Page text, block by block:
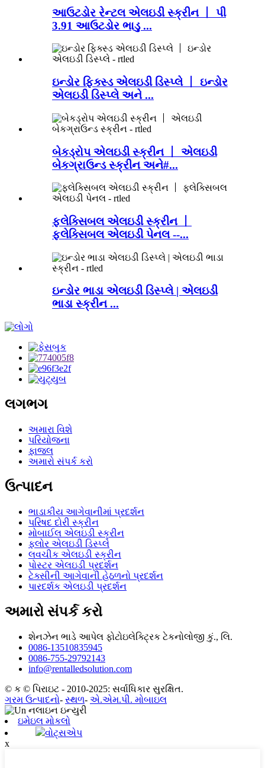
આઉટડોર રેન્ટલ એલઇડી સ્ક્રીન 丨 પી
3.91 આઉટડોર ભાડુ ...
ઇન્ડોર ફિક્સ્ડ એલઇડી ડિસ્પ્લે 丨 ઇન્ડોર
એલઇડી ડિસ્પ્લે અને ...
બેકડ્રોપ એલઇડી સ્ક્રીન 丨 એલઇડી
બેકગ્રાઉન્ડ સ્ક્રીન અને#...
ફ્લેક્સિબલ એલઇડી સ્ક્રીન 丨
ફ્લેક્સિબલ એલઇડી પેનલ --...
ઇન્ડોર ભાડા એલઇડી ડિસ્પ્લે | એલઇડી
ભાડા સ્ક્રીન ...
લગભગ
અમારા વિશે
પરિયોજના
ફાજલ
અમારો સંપર્ક કરો
ઉત્પાદન
ભાડાકીય આગેવાનીમાં પ્રદર્શન
પરિષદ દોરી સ્ક્રીન
મોબાઈલ એલઇડી સ્ક્રીન
ફ્લોર એલઇડી ડિસ્પ્લે
લવચીક એલઇડી સ્ક્રીન
પોસ્ટર એલઇડી પ્રદર્શન
ટેક્સીની આગેવાની હેઠળનો પ્રદર્શન
પારદર્શક એલઇડી પ્રદર્શન
અમારો સંપર્ક કરો
શેનઝેન ભાડે આપેલ ફોટોઇલેક્ટ્રિક ટેકનોલોજી કું., લિ.
0086-13510835945
0086-755-29792143
info@rentalledsolution.com
© ક © પિરાઇટ - 2010-2025: સર્વાધિકાર સુરક્ષિત.
ગરમ ઉત્પાદનો- સ્થળ- એ.એમ.પી. મોબાઇલ
ઇમેઇલ મોકલો
વોટ્સએપ
x